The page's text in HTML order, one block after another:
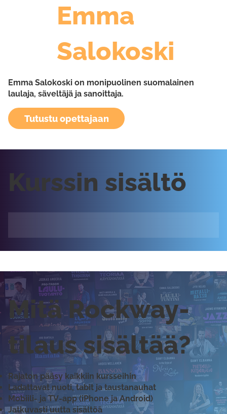
Emma
Salokoski
Emma Salokoski on monipuolinen suomalainen
laulaja, säveltäjä ja sanoittaja.
Tutustu opettajaan
Kurssin sisältö
Mitä Rockway-
tilaus sisältää?
Rajaton pääsy kaikkiin kursseihin
Ladattavat nuoti, tabit ja taustanauhat
Mobiili- ja TV-app (iPhone ja Android)
Jatkuvasti uutta sisältöä